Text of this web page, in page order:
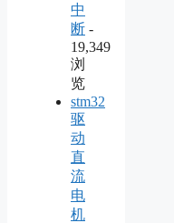
中
断 -
19,349
浏
览
stm32
驱
动
直
流
电
机